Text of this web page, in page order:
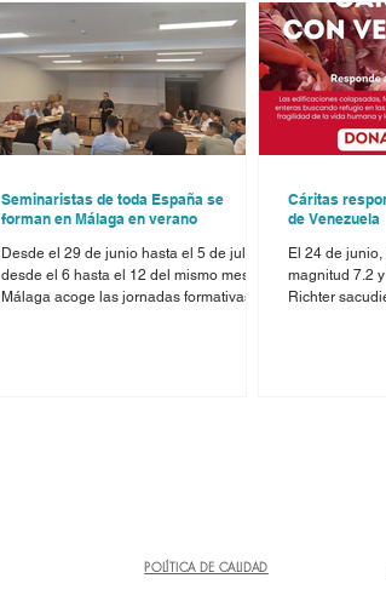
Seminaristas de toda España se
forman en Málaga en verano
Desde el 29 de junio hasta el 5 de julio, y
desde el 6 hasta el 12 del mismo mes,
Málaga acoge las jornadas formativas
Cáritas
de Venezuela
El 24 de junio,
magnitud 7.2
Richter
malagueño
la magnitud
venezolano
POLÍTICA DE CALIDAD